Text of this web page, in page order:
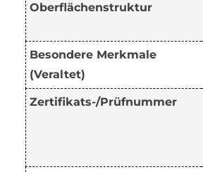
Oberflächenstruktur
Besondere Merkmale
(Veraltet)
Zertifikats-/Prüfnummer